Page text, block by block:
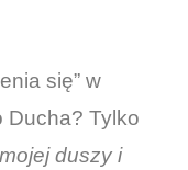
się” w
Ducha? Tylko
duszy i